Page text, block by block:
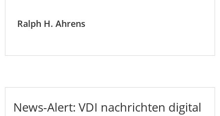
Ralph H. Ahrens
News-Alert: VDI nachrichten digital